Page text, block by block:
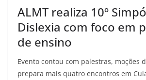
ALMT realiza 10º
Dislexia com foco em
de ensino
Evento contou com palestras, moções
prepara mais quatro encontros em